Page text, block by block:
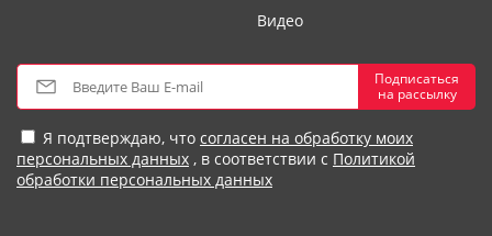
Видео
Подписаться
на рассылку
Я подтверждаю, что согласен на обработку моих
персональных данных , в соответствии с Политикой
обработки персональных данных